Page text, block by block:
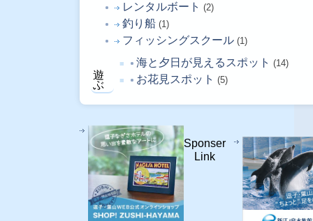
遊
ぶ
レンタルボート (2)
釣り船 (1)
フィッシングスクール (1)
海と夕日が見えるスポット (14)
お花見スポット (5)
Sponser
Link